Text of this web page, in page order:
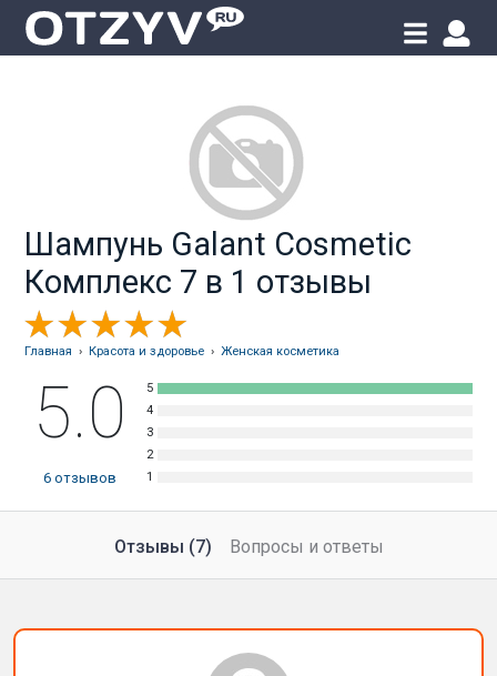
Шампунь Galant Cosmetic
Комплекс 7 в 1 отзывы
Главная ›Красота и здоровье ›Женская косметика
5.0
6 отзывов
Отзывы (7) Вопросы и ответы